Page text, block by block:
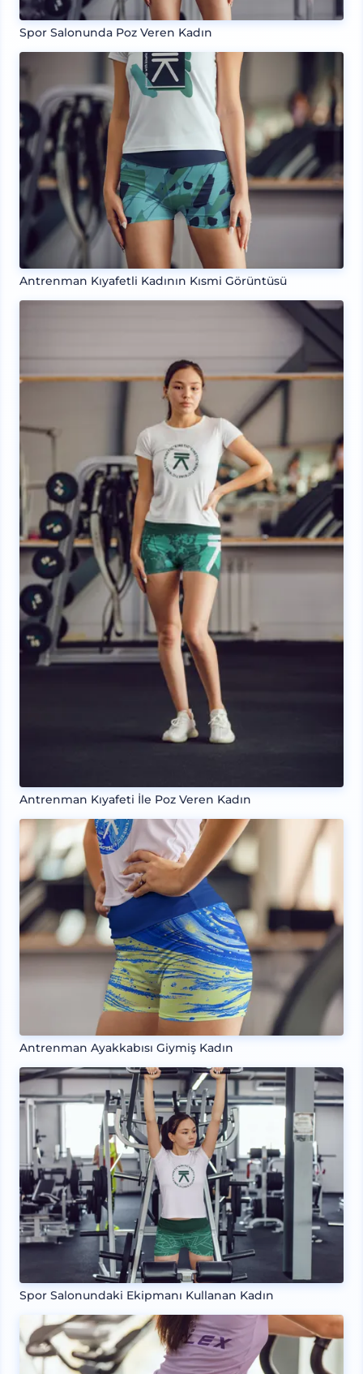
Spor Salonunda Poz Veren Kadın
Antrenman Kıyafetli Kadının Kısmi Görüntüsü
Antrenman Kıyafeti İle Poz Veren Kadın
Antrenman Ayakkabısı Giymiş Kadın
Spor Salonundaki Ekipmanı Kullanan Kadın